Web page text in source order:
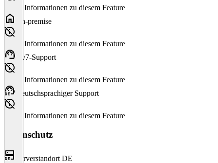
Keine Informationen zu diesem Feature
On-premise
Keine Informationen zu diesem Feature
24/7-Support
Keine Informationen zu diesem Feature
Deutschsprachiger Support
Keine Informationen zu diesem Feature
Datenschutz
Serverstandort DE